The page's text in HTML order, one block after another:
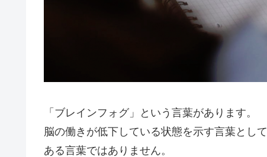
「ブレインフォグ」という言葉があります。
脳の働きが低下している状態を示す言葉とし
ある言葉ではありません。